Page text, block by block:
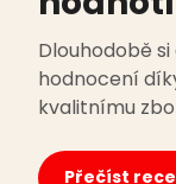
Dlouhodobě
hodnocení
kvalitnímu
Přečíst